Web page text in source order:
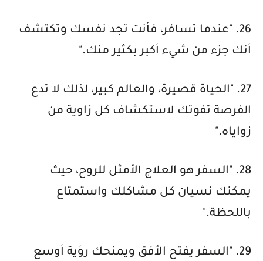
26. "عندما تسافر، فأنت تجد نفسك وتكتشف
أنك جزء من شيء أكبر بكثير منك."
27. "الحياة قصيرة، والعالم كبير، لذلك لا تدع
الفرصة تفوتك لاستكشاف كل زاوية من
زواياه."
28. "السفر هو العلاج الأمثل للروح، حيث
يمكنك نسيان كل مشاكلك واستمتاع
باللحظة."
29. "السفر يفتح الأفق ويمنحك رؤية أوسع